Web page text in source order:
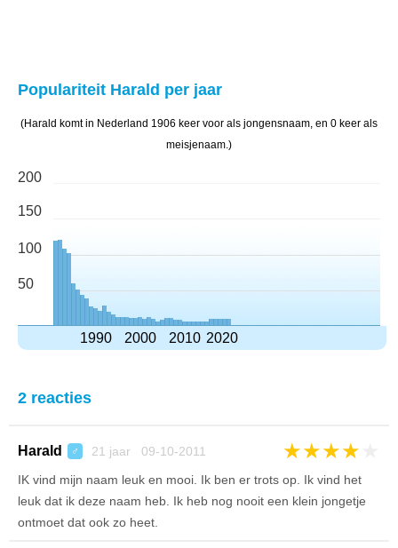
Populariteit Harald per jaar
(Harald komt in Nederland 1906 keer voor als jongensnaam, en 0 keer als
meisjenaam.)
200
150
100
50
1990 2000 2010 2020
2 reacties
Harald ♂ 21 jaar 09-10-2011 ★★★★
IK vind mijn naam leuk en mooi. Ik ben er trots op. Ik vind het
leuk dat ik deze naam heb. Ik heb nog nooit een klein jongetje
ontmoet dat ook zo heet.